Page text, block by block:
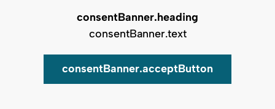
consentBanner.heading
consentBanner.text
consentBanner.acceptButton